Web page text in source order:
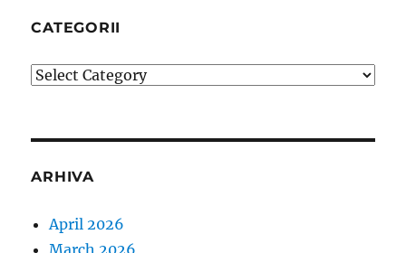
CATEGORII
Categorii
ARHIVA
April 2026